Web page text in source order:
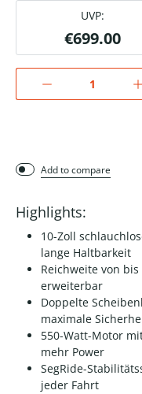
UVP:
€699.00
Add to compare
Highlights:
10-Zoll
lange Haltbarkeit
Reichweite von
erweiterbar
Doppelte
maximale
550-Watt-Motor
mehr Power
SegRide-
jeder Fahrt